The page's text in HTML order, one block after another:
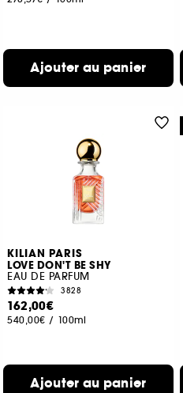
Ajouter au panier
KILIAN PARIS
LOVE DON'T BE SHY
EAU DE PARFUM
3828
162,00€
540,00€ / 100ml
Ajouter au panier